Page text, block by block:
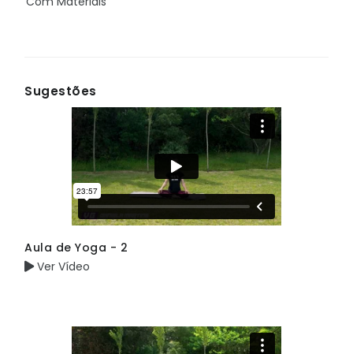
Sugestões
Aula de Yoga - 2
Ver Vídeo